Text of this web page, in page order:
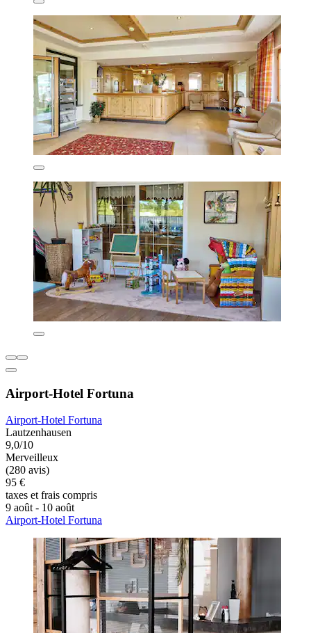
Airport-Hotel Fortuna
Airport-Hotel Fortuna
Lautzenhausen
9,0/10
Merveilleux
(280 avis)
95 €
taxes et frais compris
9 août - 10 août
Airport-Hotel Fortuna